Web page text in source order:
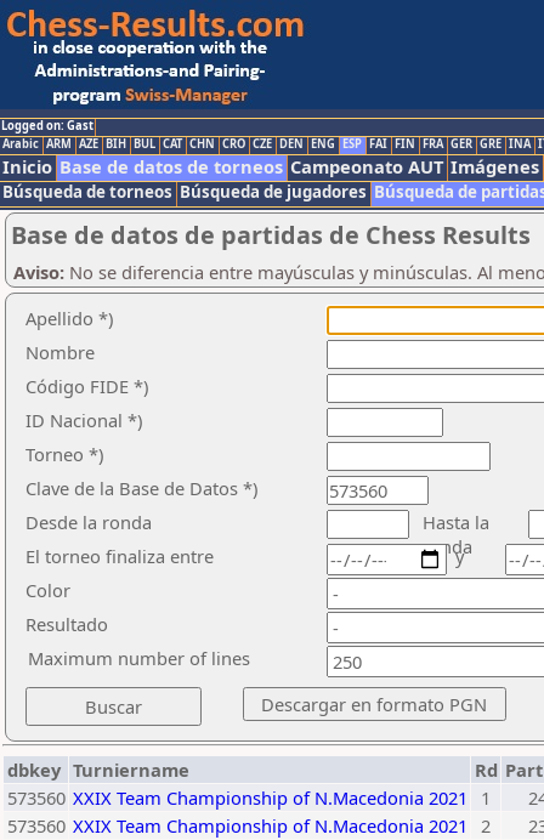
Logged on: Gast
Arabic ARM AZE BIH BUL CAT CHN CRO CZE DEN ENG ESP FAI FIN FRA GER GRE INA
Inicio Base de datos de torneos Campeonato AUT Imágenes
Búsqueda de torneos Búsqueda de jugadores Búsqueda de
Base de datos de partidas de Chess Results
Aviso: No se diferencia entre mayúsculas y minúsculas. Al
Apellido *)
Nombre
Código FIDE *)
ID Nacional *)
Torneo *)
Clave de la Base de Datos *)
Desde la ronda
Hasta la
ronda
El torneo finaliza entre
Color
Resultado
y
Maximum number of lines
dbkey Turniername Rd
573560 XXIX Team Championship of N.Macedonia 2021 1
573560 XXIX Team Championship of N.Macedonia 2021 2